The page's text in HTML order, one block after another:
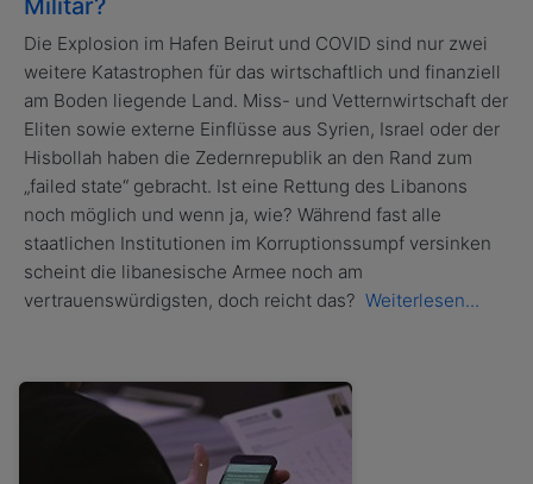
Militär?
Die Explosion im Hafen Beirut und COVID sind nur zwei
weitere Katastrophen für das wirtschaftlich und finanziell
am Boden liegende Land. Miss- und Vetternwirtschaft der
Eliten sowie externe Einflüsse aus Syrien, Israel oder der
Hisbollah haben die Zedernrepublik an den Rand zum
„failed state“ gebracht. Ist eine Rettung des Libanons
noch möglich und wenn ja, wie? Während fast alle
staatlichen Institutionen im Korruptionssumpf versinken
scheint die libanesische Armee noch am
vertrauenswürdigsten, doch reicht das? Weiterlesen...